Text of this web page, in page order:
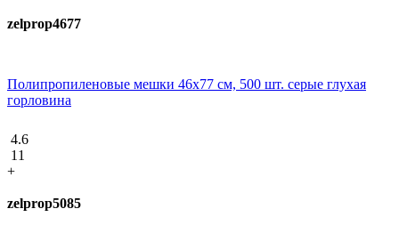
zelprop4677
Полипропиленовые мешки 46х77 см, 500 шт. серые глухая
горловина
4.6
11
+
zelprop5085